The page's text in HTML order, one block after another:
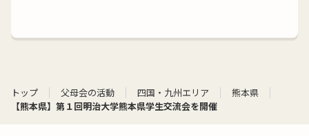
トップ 父母会の活動 四国・九州エリア
熊本県
【熊本県】第１回明治大学熊本県学生交流会を開催